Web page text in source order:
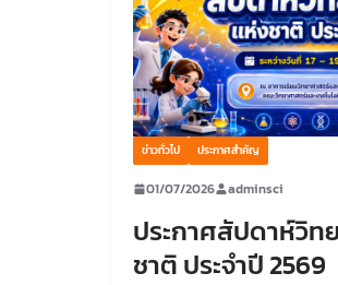
ข่าวทั่วไป ประกาศสำคัญ
01/07/2026 adminsci
ประกาศสัปดาห์วิท
ชาติ ประจำปี 2569